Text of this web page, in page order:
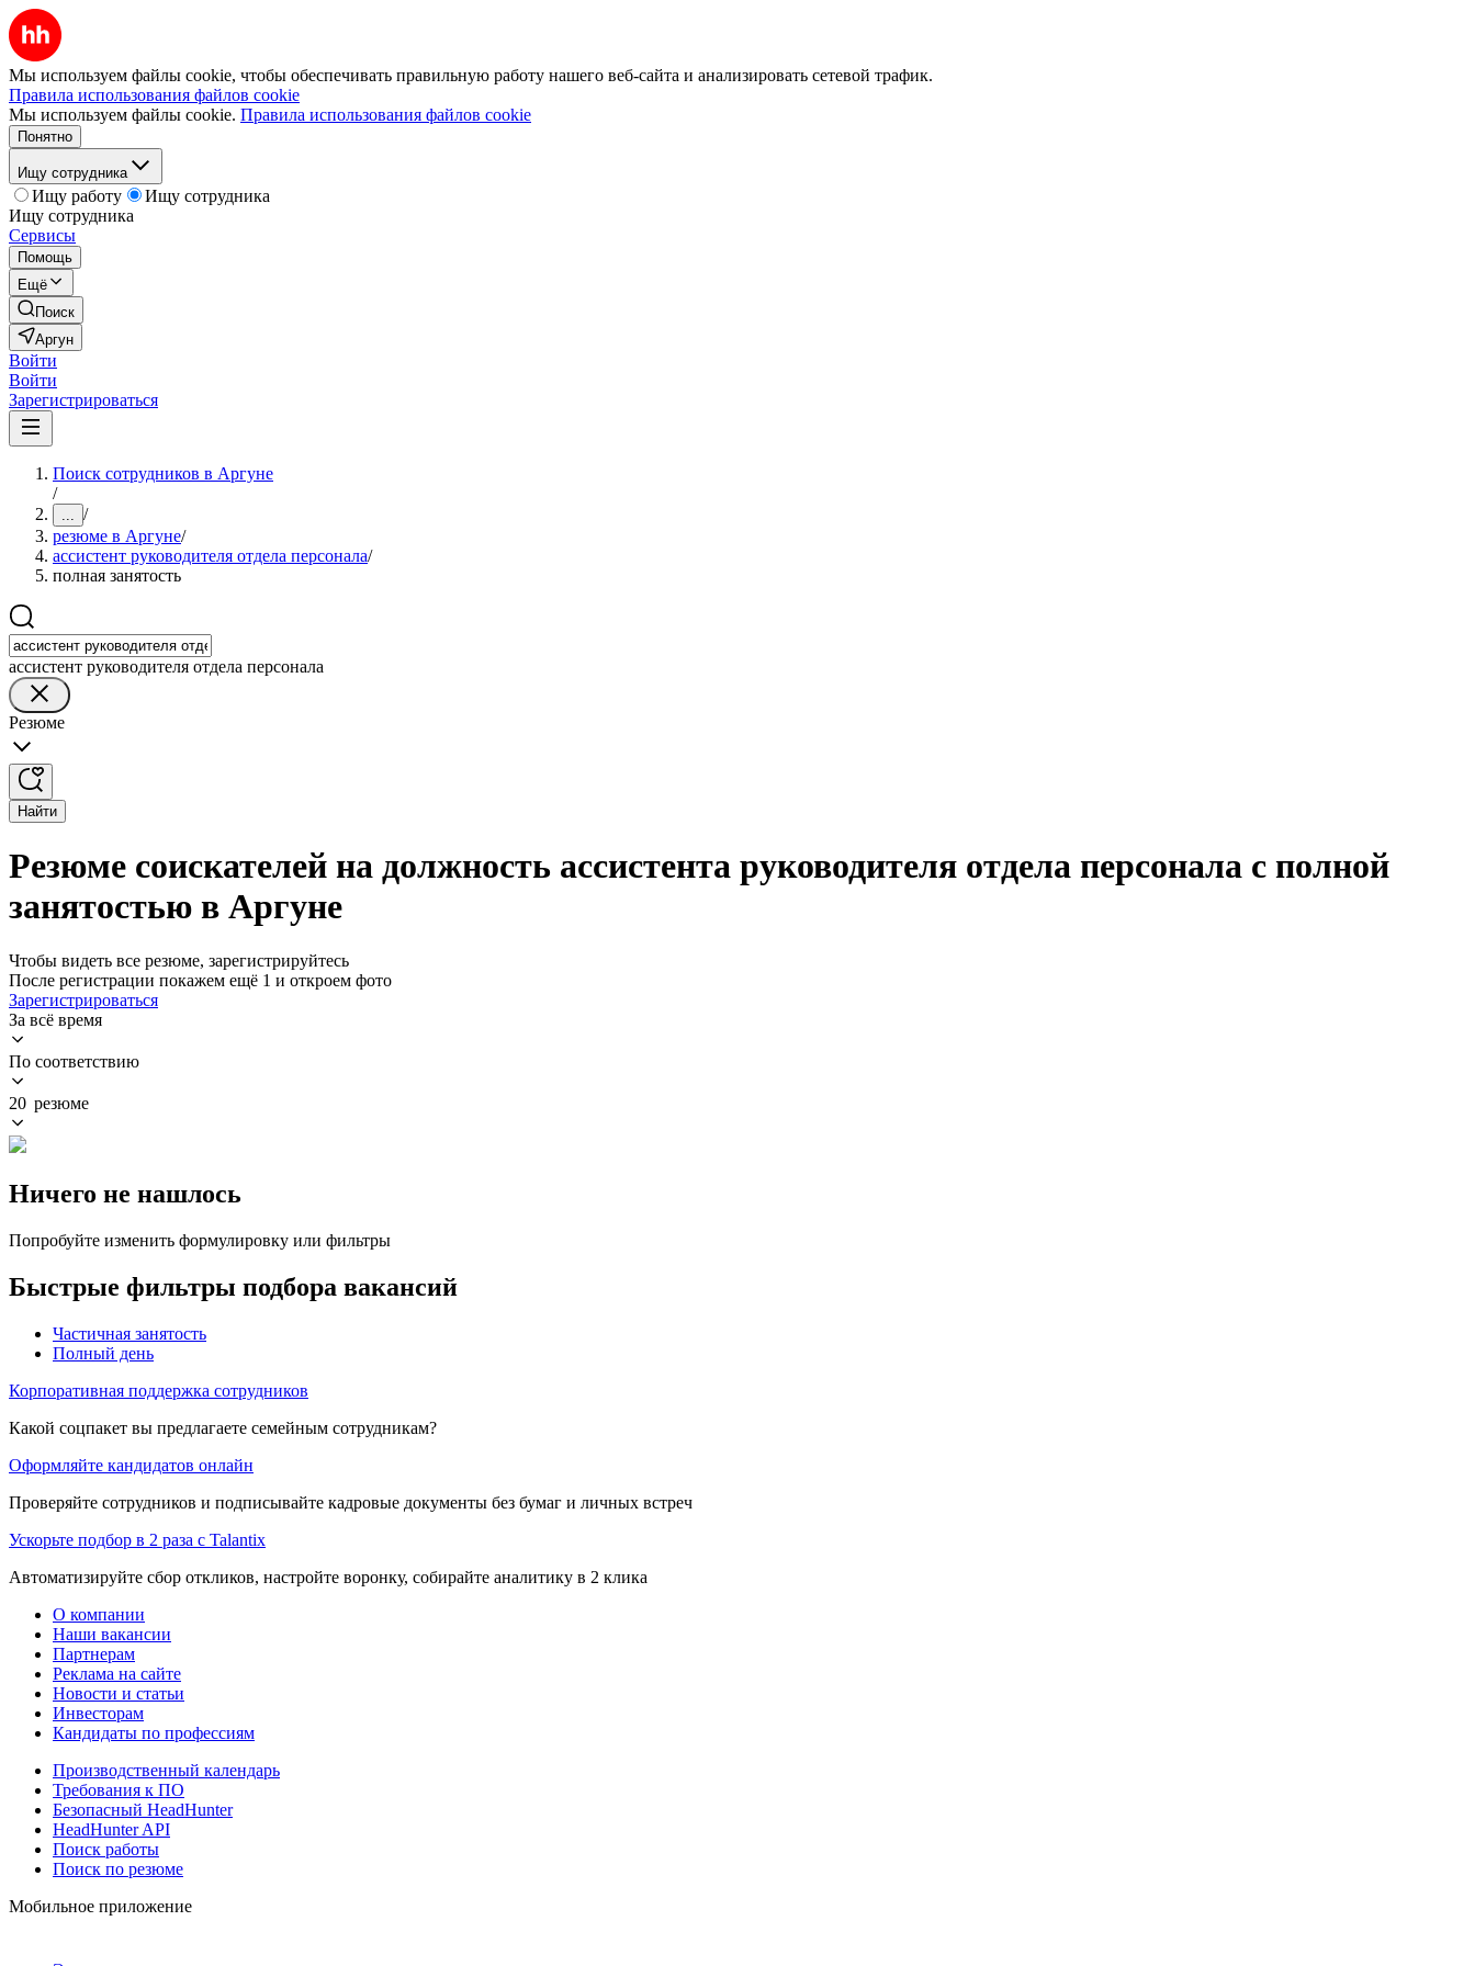
Мы используем файлы cookie, чтобы обеспечивать правильную работу нашего веб-сайта и анализировать сетевой трафик.
Правила использования файлов cookie
Мы используем файлы cookie. Правила использования файлов cookie
Понятно
Ищу сотрудника
Ищу работу
Ищу сотрудника
Ищу сотрудника
Сервисы
Помощь
Ещё
Поиск
Аргун
Войти
Войти
Зарегистрироваться
Поиск сотрудников в Аргуне
/
... /
резюме в Аргуне/
ассистент руководителя отдела персонала/
полная занятость
ассистент руководителя отдела персонала
Резюме
Найти
Резюме соискателей на должность ассистента руководителя отдела персонала с полной
занятостью в Аргуне
Чтобы видеть все резюме, зарегистрируйтесь
После регистрации покажем ещё 1 и откроем фото
Зарегистрироваться
За всё время
По соответствию
20 резюме
Ничего не нашлось
Попробуйте изменить формулировку или фильтры
Быстрые фильтры подбора вакансий
Частичная занятость
Полный день
Корпоративная поддержка сотрудников
Какой соцпакет вы предлагаете семейным сотрудникам?
Оформляйте кандидатов онлайн
Проверяйте сотрудников и подписывайте кадровые документы без бумаг и личных встреч
Ускорьте подбор в 2 раза с Talantix
Автоматизируйте сбор откликов, настройте воронку, собирайте аналитику в 2 клика
О компании
Наши вакансии
Партнерам
Реклама на сайте
Новости и статьи
Инвесторам
Кандидаты по профессиям
Производственный календарь
Требования к ПО
Безопасный HeadHunter
HeadHunter API
Поиск работы
Поиск по резюме
Мобильное приложение